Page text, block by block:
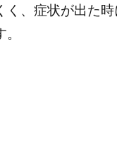
、症状が出た